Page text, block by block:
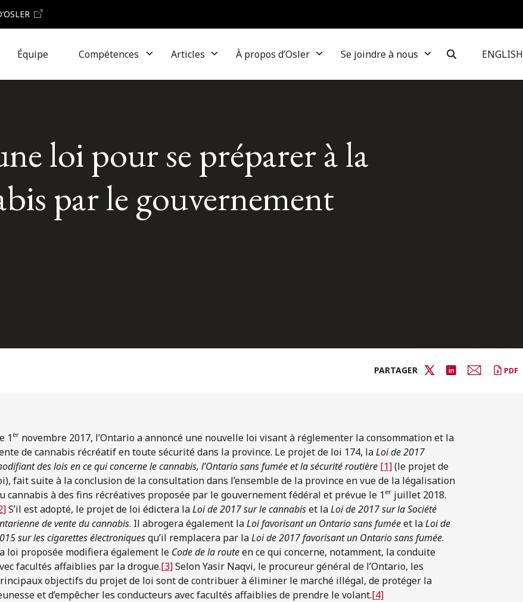
Équipe Compétences Articles À propos d’Osler Se joindre à nous ENGLISH
loi pour se préparer à la
par le gouvernement
PARTAGER PDF
1 er novembre 2017, l’Ontario a annoncé une nouvelle loi visant à réglementer la consommation et la
de cannabis récréatif en toute sécurité dans la province. Le projet de loi 174, laLoi de 2017
des lois en ce qui concerne le cannabis, l’Ontario sans fumée et la sécurité routière [1](le projet de
fait suite à la conclusion de la consultation dans l’ensemble de la province en vue de la légalisation
cannabis à des fins récréatives proposée par le gouvernement fédéral et prévue le 1 er juillet 2018.
S’il est adopté, le projet de loi édictera laLoi de 2017 sur le cannabiset laLoi de 2017 sur la Société
de vente du cannabis. Il abrogera également laLoi favorisant un Ontario sans fuméeet laLoi de
sur les cigarettes électroniquesqu’il remplacera par laLoi de 2017 favorisant un Ontario sans fumée.
loi proposée modifiera également le Code de la routeen ce qui concerne, notamment, la conduite
facultés affaiblies par la drogue.[3]Selon Yasir Naqvi, le procureur général de l’Ontario, les
objectifs du projet de loi sont de contribuer à éliminer le marché illégal, de protéger la
et d’empêcher les conducteurs avec facultés affaiblies de prendre le volant.[4]